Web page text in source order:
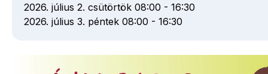
2026. július 2. csütörtök 08:00 - 16:30
2026. július 3. péntek 08:00 - 16:30